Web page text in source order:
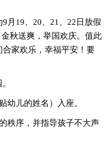
月19、20、21、22日放假
秋送爽，举国欢庆。值此
家欢乐，幸福平安！要
幼儿的姓名）入座。
秩序，并指导孩子不大声